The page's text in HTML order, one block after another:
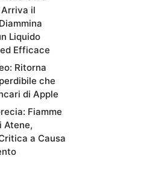
il
Liquido
Efficace
Ritorna
che
di Apple
Fiamme
Atene,
a Causa